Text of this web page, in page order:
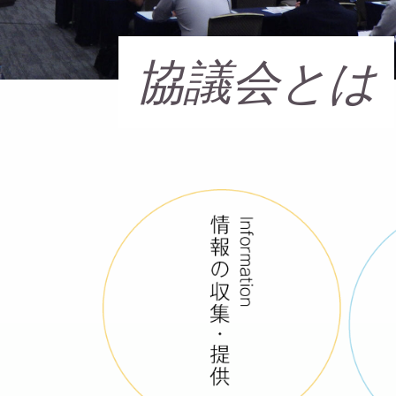
協議会とは